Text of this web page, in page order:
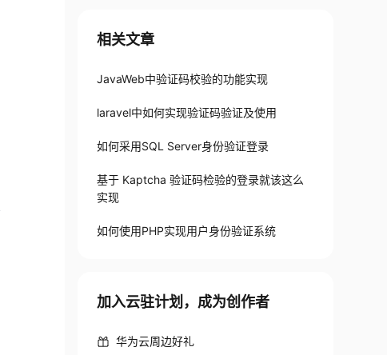
相关文章
JavaWeb中验证码校验的功能实现
laravel中如何实现验证码验证及使用
如何采用SQL Server身份验证登录
基于 Kaptcha 验证码检验的登录就该这么
实现
如何使用PHP实现用户身份验证系统
加入云驻计划，成为创作者
华为云周边好礼